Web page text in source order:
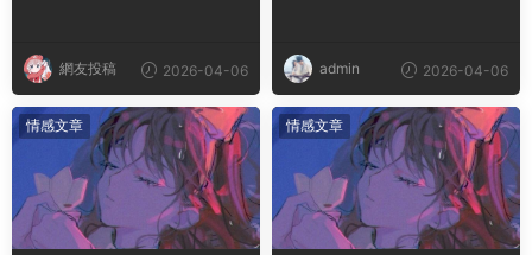
網友投稿 2026-04-06 admin 2026-04-06
情感文章 情感文章